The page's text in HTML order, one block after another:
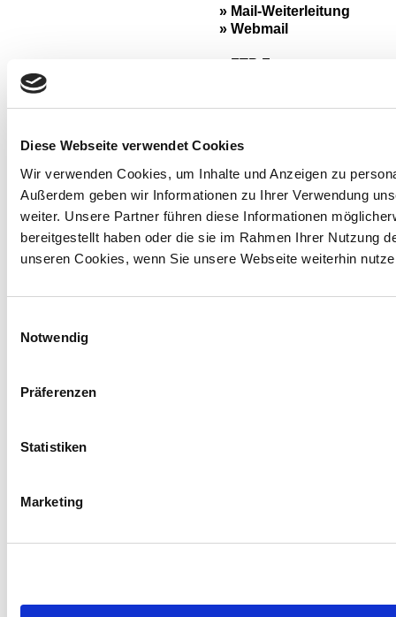
Diese Webseite verwendet Cookies
Wir verwenden Cookies, um Inhalte und Anzeigen zu
Außerdem geben wir Informationen zu Ihrer Verwendung
weiter. Unsere Partner führen diese Informationen
bereitgestellt haben oder die sie im Rahmen Ihrer Nutzung
unseren Cookies, wenn Sie unsere Webseite weiterhin
Notwendig
Präferenzen
Statistiken
Marketing
» Mail-Weiterleitung
» Webmail
» FTP Zugang
» Werbefrei
» Traffic
» bei einer Mindestvertragslaufzeit von 12 Monaten
» Anleitungen zu den einzelnen Optionen finden Sie im
STARTSEITE|AGB| WIDERRUFSRECHT|